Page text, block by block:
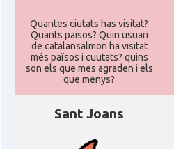
Quantes ciutats has visitat?
Quants paisos? Quin usuari
de catalansalmon ha visitat
més països i cuutats? quins
son els que mes agraden i els
que menys?
Sant Joans